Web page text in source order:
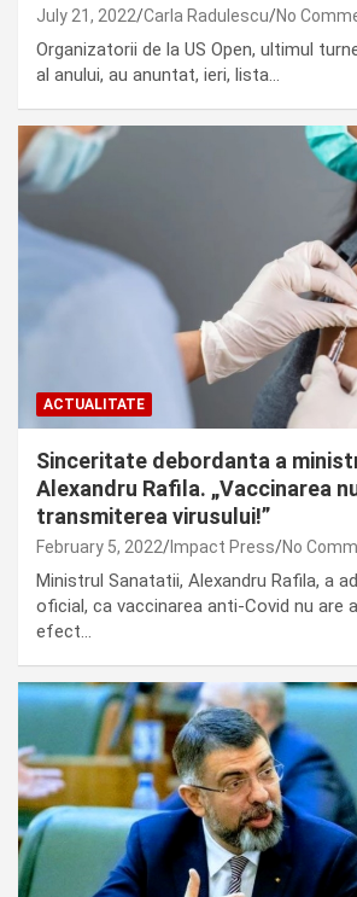
July 21, 2022 Carla Radulescu No
Organizatorii de la US Open, ultimul
al anului, au anuntat, ieri, lista…
ACTUALITATE
Sinceritate debordanta a
Alexandru Rafila. „Vaccinarea
transmiterea virusului!”
February 5, 2022 Impact Press No
Ministrul Sanatatii, Alexandru Rafila, a
oficial, ca vaccinarea anti-Covid nu are
efect…